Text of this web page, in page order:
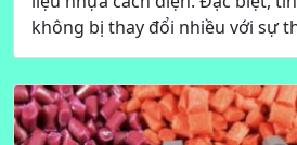
không bị thay đổi nhiều với sự